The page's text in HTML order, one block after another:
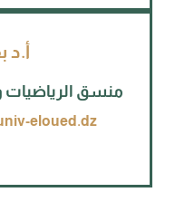
أ.د
منسق الرياضيات
eloued.dz